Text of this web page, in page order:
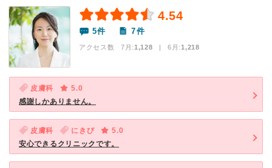
4.54
5件 7件
アクセス数 7月:1,128 | 6月:1,218
皮膚科
5.0
感謝しかありません。
皮膚科 にきび
5.0
安心できるクリニックです。